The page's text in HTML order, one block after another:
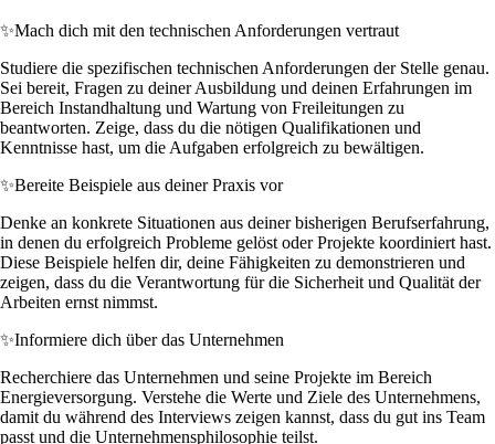
✨Mach dich mit den technischen Anforderungen vertraut
Studiere die spezifischen technischen Anforderungen der Stelle genau.
Sei bereit, Fragen zu deiner Ausbildung und deinen Erfahrungen im
Bereich Instandhaltung und Wartung von Freileitungen zu
beantworten. Zeige, dass du die nötigen Qualifikationen und
Kenntnisse hast, um die Aufgaben erfolgreich zu bewältigen.
✨Bereite Beispiele aus deiner Praxis vor
Denke an konkrete Situationen aus deiner bisherigen Berufserfahrung,
in denen du erfolgreich Probleme gelöst oder Projekte koordiniert hast.
Diese Beispiele helfen dir, deine Fähigkeiten zu demonstrieren und
zeigen, dass du die Verantwortung für die Sicherheit und Qualität der
Arbeiten ernst nimmst.
✨Informiere dich über das Unternehmen
Recherchiere das Unternehmen und seine Projekte im Bereich
Energieversorgung. Verstehe die Werte und Ziele des Unternehmens,
damit du während des Interviews zeigen kannst, dass du gut ins Team
passt und die Unternehmensphilosophie teilst.